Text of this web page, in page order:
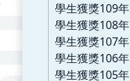
學生獲獎109年
學生獲獎108年
學生獲獎107年
學生獲獎106年
學生獲獎105年